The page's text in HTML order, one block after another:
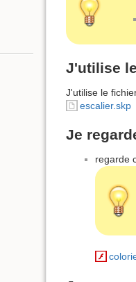
J'utilise
J'utilise le
escalier.skp
Je
regarde